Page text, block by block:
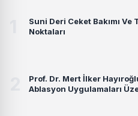
Suni Deri Ceket Bakımı
Noktaları
Prof. Dr. Mert İlker
Ablasyon Uygulamaları